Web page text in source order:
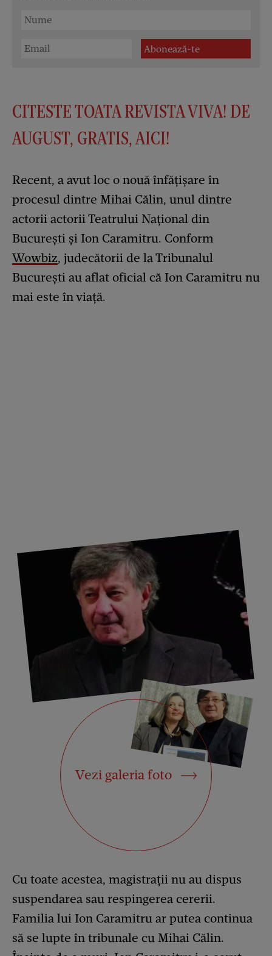
CITESTE TOATA REVISTA VIVA! DE
AUGUST, GRATIS, AICI!
Recent, a avut loc o nouă înfățișare în
procesul dintre Mihai Călin, unul dintre
actorii actorii Teatrului Naţional din
Bucureşti și Ion Caramitru. Conform
Wowbiz, judecătorii de la Tribunalul
București au aflat oficial că Ion Caramitru nu
mai este în viață.
Vezi galeria foto
Cu toate acestea, magistrații nu au dispus
suspendarea sau respingerea cererii.
Familia lui Ion Caramitru ar putea continua
să se lupte în tribunale cu Mihai Călin.